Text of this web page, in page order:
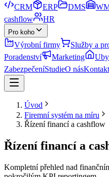
CRM ERP DMS
cashflow
HR
Pro koho
Výrobní firmy Služby a
Poradenství
Marketing
ZabezpečeníStudieO násKontakt
Úvod
Firemní systém na míru
Řízení financí a cashflow
Řízení financí a
Kompletní přehled nad